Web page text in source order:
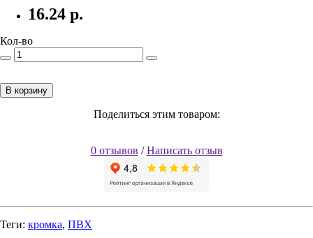
16.24 р.
Кол-во
В корзину
Поделиться этим товаром:
0 отзывов /Написать отзыв
Теги: кромка, ПВХ